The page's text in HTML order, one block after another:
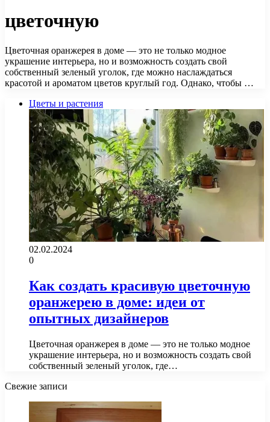
цветочную
Цветочная оранжерея в доме — это не только модное
украшение интерьера, но и возможность создать свой
собственный зеленый уголок, где можно наслаждаться
красотой и ароматом цветов круглый год. Однако, чтобы …
Цветы и растения
02.02.2024
0
Как создать красивую цветочную
оранжерею в доме: идеи от
опытных дизайнеров
Цветочная оранжерея в доме — это не только модное
украшение интерьера, но и возможность создать свой
собственный зеленый уголок, где…
Свежие записи